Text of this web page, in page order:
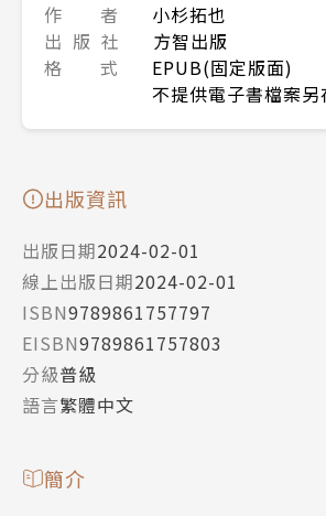
作 者
小杉拓也
出 版 社
方智出版
格 式
EPUB(固定版面)
不提供電子書檔案另
出版資訊
出版日期2024-02-01
線上出版日期2024-02-01
ISBN9789861757797
EISBN9789861757803
分級普級
語言繁體中文
簡介